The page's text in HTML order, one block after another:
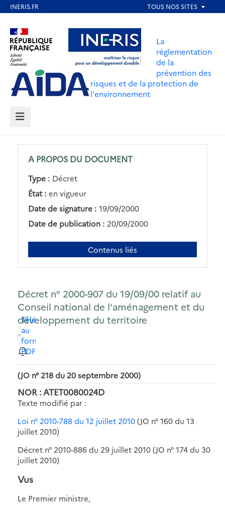
contenu
principal
Aller au contenu Aller au menu
Aller au pied de page
La
réglementation
de la
prévention des
risques et de la protection de
l'environnement
MENU
A PROPOS DU DOCUMENT
Type : Décret
État : en vigueur
Date de signature : 19/09/2000
Date de publication : 20/09/2000
Contenus liés
Décret n° 2000-907 du 19/09/00 relatif au
Conseil national de l'aménagement et du
développement du territoire
Télécharger
au
format
PDF
(JO n° 218 du 20 septembre 2000)
NOR : ATET0080024D
Texte modifié par :
Loi n° 2010-788 du 12 juillet 2010(JO n° 160 du 13
juillet 2010)
Décret n° 2010-886 du 29 juillet 2010 (JO n° 174 du 30
juillet 2010)
Vus
Le Premier ministre,